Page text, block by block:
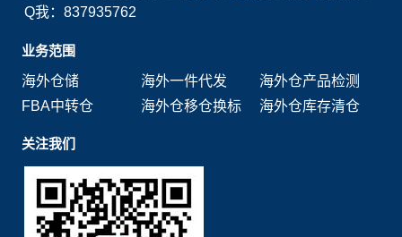
Q我：837935762
业务范围
海外仓储
海外一件代发
海外仓产品检测
FBA中转仓
海外仓移仓换标 海外仓库存清仓
关注我们